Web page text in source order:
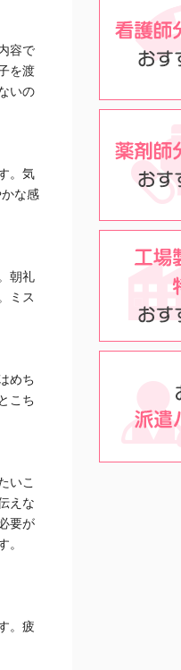
容で
を渡
いの
。気
な感
朝礼
ミス
めち
こち
いこ
えな
要が
。
。疲